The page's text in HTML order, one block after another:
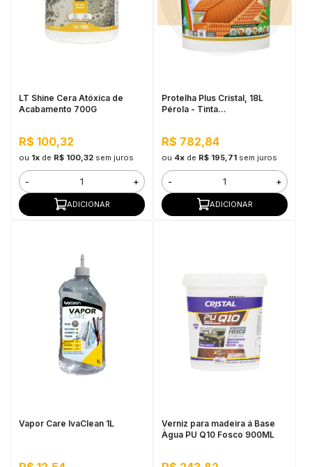
LT Shine Cera Atóxica de
Acabamento 700G
R$ 100,32
ou 1xde R$ 100,32 sem juros
- +
ADICIONAR
Protelha Plus Cristal, 18L
Pérola - Tinta
R$ 782,84
ou 4xde R$ 195,71 sem juros
- +
ADICIONAR
Vapor Care IvaClean 1L
Verniz para madeira á Base
Àgua PU Q10 Fosco 900ML